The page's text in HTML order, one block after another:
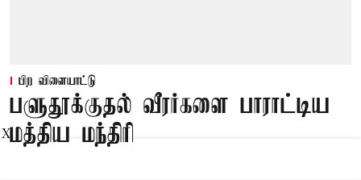
பிற விளையாட்டு
பளுதூக்குதல் வீரர்களை பாராட்டிய
மத்திய மந்திரி
X